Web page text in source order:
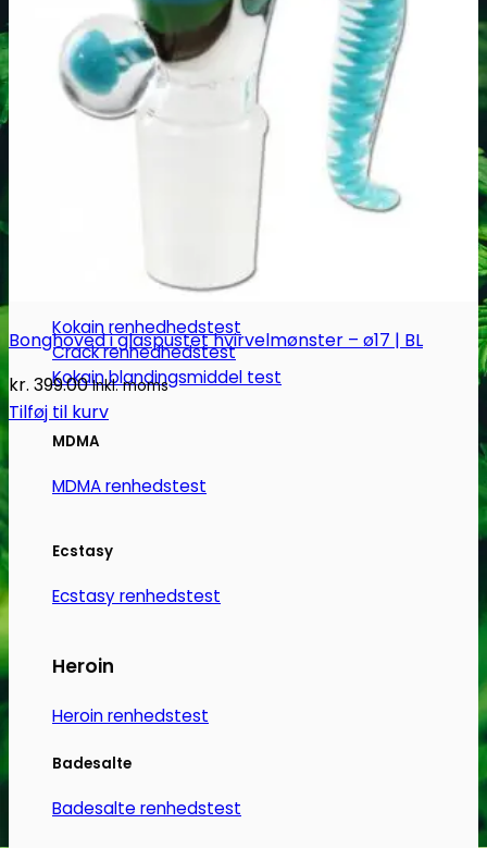
Gå til brands
Narkotests
Kokain Tests
Kokain renhedhedstest
Crack renhedhedstest
Kokain blandingsmiddel test
MDMA
MDMA renhedstest
Ecstasy
Ecstasy renhedstest
Heroin
Heroin renhedstest
Badesalte
Badesalte renhedstest
Bonghoved i glaspustet hvirvelmønster – ø17 | BL
kr. 399.00 Inkl. moms
Tilføj til kurv